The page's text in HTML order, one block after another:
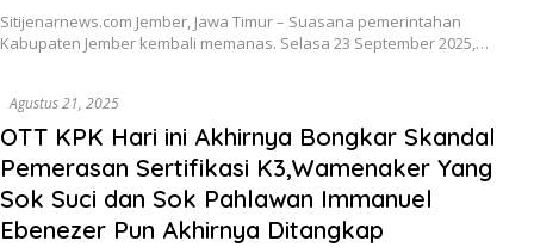
Sitijenarnews.com Jember, Jawa Timur – Suasana pemerintahan
Kabupaten Jember kembali memanas. Selasa 23 September 2025,…
Agustus 21, 2025
OTT KPK Hari ini Akhirnya Bongkar Skandal
Pemerasan Sertifikasi K3,Wamenaker Yang
Sok Suci dan Sok Pahlawan Immanuel
Ebenezer Pun Akhirnya Ditangkap